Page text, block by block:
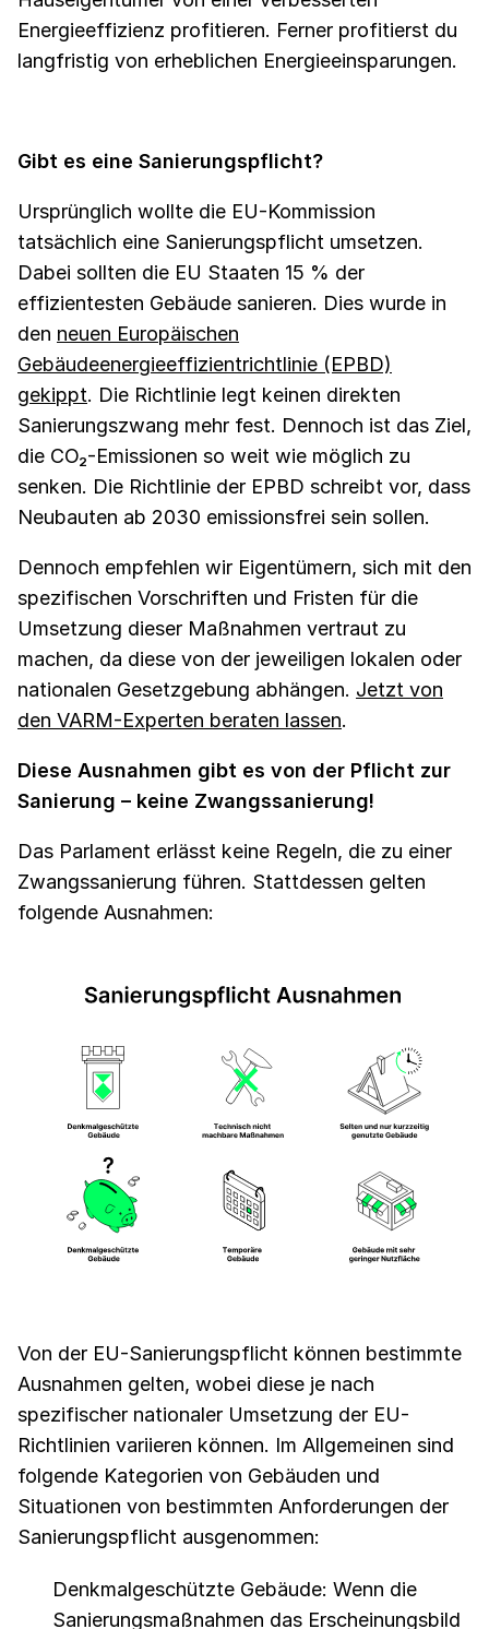
Energieeffizienz profitieren. Ferner profitierst du
langfristig von erheblichen Energieeinsparungen.
Gibt es eine Sanierungspflicht?
Ursprünglich wollte die EU-Kommission
tatsächlich eine Sanierungspflicht umsetzen.
Dabei sollten die EU Staaten 15 % der
effizientesten Gebäude sanieren. Dies wurde in
den neuen Europäischen
Gebäudeenergieeffizientrichtlinie (EPBD)
gekippt. Die Richtlinie legt keinen direkten
Sanierungszwang mehr fest. Dennoch ist das Ziel,
die CO₂-Emissionen so weit wie möglich zu
senken. Die Richtlinie der EPBD schreibt vor, dass
Neubauten ab 2030 emissionsfrei sein sollen.
Dennoch empfehlen wir Eigentümern, sich mit den
spezifischen Vorschriften und Fristen für die
Umsetzung dieser Maßnahmen vertraut zu
machen, da diese von der jeweiligen lokalen oder
nationalen Gesetzgebung abhängen. Jetzt von
den VARM-Experten beraten lassen.
Diese Ausnahmen gibt es von der Pflicht zur
Sanierung – keine Zwangssanierung!
Das Parlament erlässt keine Regeln, die zu einer
Zwangssanierung führen. Stattdessen gelten
folgende Ausnahmen:
Von der EU-Sanierungspflicht können bestimmte
Ausnahmen gelten, wobei diese je nach
spezifischer nationaler Umsetzung der EU-
Richtlinien variieren können. Im Allgemeinen sind
folgende Kategorien von Gebäuden und
Situationen von bestimmten Anforderungen der
Sanierungspflicht ausgenommen:
Denkmalgeschützte Gebäude: Wenn die
Sanierungsmaßnahmen das Erscheinungsbild